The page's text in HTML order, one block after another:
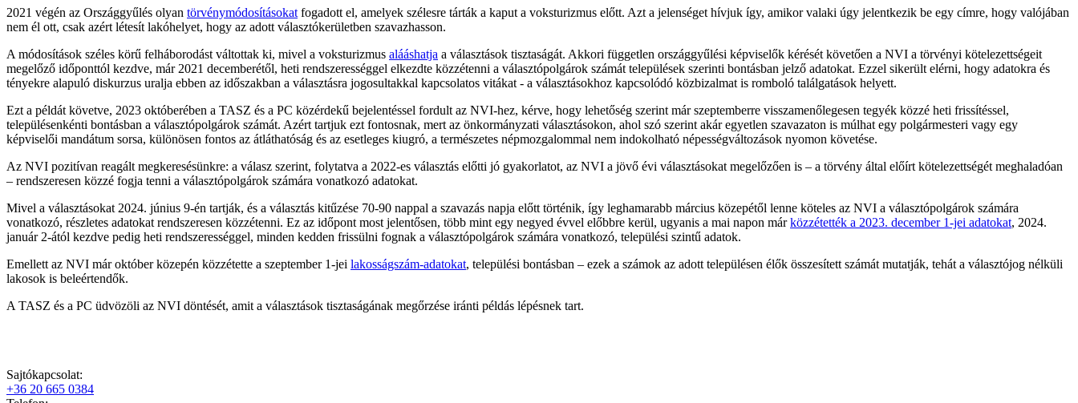
2021 végén az Országgyűlés olyan törvénymódosításokat fogadott el, amelyek szélesre tárták a kaput a voksturizmus előtt. Azt a jelenséget hívjuk így, amikor valaki úgy jelentkezik be egy címre, hogy valójában
nem él ott, csak azért létesít lakóhelyet, hogy az adott választókerületben szavazhasson.
A módosítások széles körű felháborodást váltottak ki, mivel a voksturizmus alááshatja a választások tisztaságát. Akkori független országgyűlési képviselők kérését követően a NVI a törvényi kötelezettségeit
megelőző időponttól kezdve, már 2021 decemberétől, heti rendszerességgel elkezdte közzétenni a választópolgárok számát települések szerinti bontásban jelző adatokat. Ezzel sikerült elérni, hogy adatokra és
tényekre alapuló diskurzus uralja ebben az időszakban a választásra jogosultakkal kapcsolatos vitákat - a választásokhoz kapcsolódó közbizalmat is romboló találgatások helyett.
Ezt a példát követve, 2023 októberében a TASZ és a PC közérdekű bejelentéssel fordult az NVI-hez, kérve, hogy lehetőség szerint már szeptemberre visszamenőlegesen tegyék közzé heti frissítéssel,
településenkénti bontásban a választópolgárok számát. Azért tartjuk ezt fontosnak, mert az önkormányzati választásokon, ahol szó szerint akár egyetlen szavazaton is múlhat egy polgármesteri vagy egy
képviselői mandátum sorsa, különösen fontos az átláthatóság és az esetleges kiugró, a természetes népmozgalommal nem indokolható népességváltozások nyomon követése.
Az NVI pozitívan reagált megkeresésünkre: a válasz szerint, folytatva a 2022-es választás előtti jó gyakorlatot, az NVI a jövő évi választásokat megelőzően is – a törvény által előírt kötelezettségét meghaladóan
– rendszeresen közzé fogja tenni a választópolgárok számára vonatkozó adatokat.
Mivel a választásokat 2024. június 9-én tartják, és a választás kitűzése 70-90 nappal a szavazás napja előtt történik, így leghamarabb március közepétől lenne köteles az NVI a választópolgárok számára
vonatkozó, részletes adatokat rendszeresen közzétenni. Ez az időpont most jelentősen, több mint egy negyed évvel előbbre kerül, ugyanis a mai napon márközzétették a 2023. december 1-jei adatokat, 2024.
január 2-ától kezdve pedig heti rendszerességgel, minden kedden frissülni fognak a választópolgárok számára vonatkozó, települési szintű adatok.
Emellett az NVI már október közepén közzétette a szeptember 1-jei lakosságszám-adatokat, települési bontásban – ezek a számok az adott településen élők összesített számát mutatják, tehát a választójog nélküli
lakosok is beleértendők.
A TASZ és a PC üdvözöli az NVI döntését, amit a választások tisztaságának megőrzése iránti példás lépésnek tart.
Sajtókapcsolat:
+36 20 665 0384